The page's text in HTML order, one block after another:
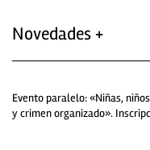
Novedades +
Evento paralelo: «Niñas,
y crimen organizado».